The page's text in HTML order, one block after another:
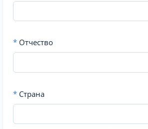
* Отчество
* Страна